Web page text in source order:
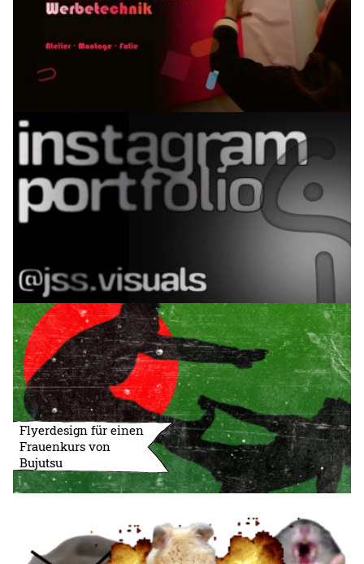
Flyerdesign für einen
Frauenkurs von
Bujutsu